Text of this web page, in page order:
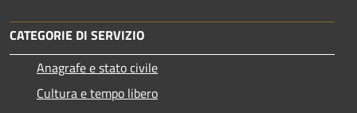
CATEGORIE DI SERVIZIO
Anagrafe e stato civile
Cultura e tempo libero